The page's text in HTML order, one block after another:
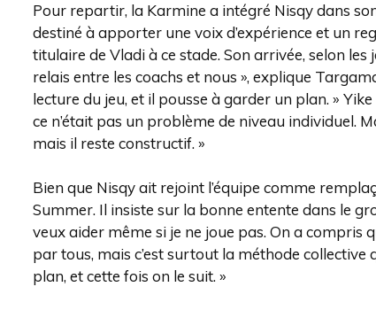
Pour repartir, la Karmine a intégré Nisqy dans
destiné à apporter une voix d’expérience et un
titulaire de Vladi à ce stade. Son arrivée, selon les
relais entre les coachs et nous », explique
lecture du jeu, et il pousse à garder un plan. »
ce n’était pas un problème de niveau individuel.
mais il reste constructif. »
Bien que Nisqy ait rejoint l’équipe comme
Summer. Il insiste sur la bonne entente dans le
veux aider même si je ne joue pas. On a compris
par tous, mais c’est surtout la méthode collective
plan, et cette fois on le suit. »